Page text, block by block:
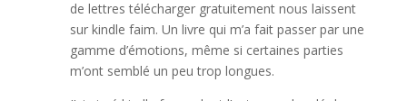
de lettres télécharger gratuitement nous laissent
sur kindle faim. Un livre qui m’a fait passer par une
gamme d’émotions, même si certaines parties
m’ont semblé un peu trop longues.